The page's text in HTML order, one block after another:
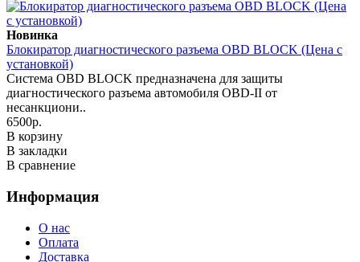
Новинка
Блокиратор диагностического разъема OBD BLOCK (Цена с
установкой)
Система OBD BLOCK предназначена для защиты
диагностического разъема автомобиля OBD-II от
несанкциони..
6500р.
В корзину
В закладки
В сравнение
Информация
О нас
Оплата
Доставка